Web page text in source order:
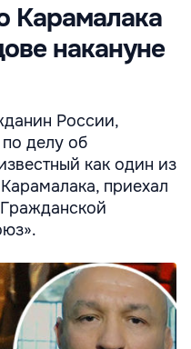
Карамалака
накануне
России,
делу об
как один из
приехал